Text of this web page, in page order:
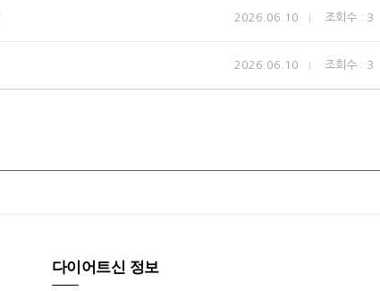
2026.06.10 조회수 : 3
2026.06.10 조회수 : 3
다이어트신 정보